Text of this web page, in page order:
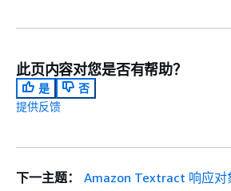
此页内容对您是否有帮助？
是
否
提供反馈
下一主题：
Amazon Textract 响应对